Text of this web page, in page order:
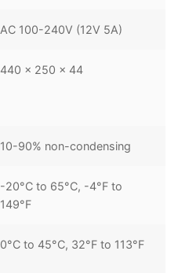
AC 100-240V (12V 5A)
440 × 250 × 44
10-90% non-condensing
-20°C to 65°C, -4°F to
149°F
0°C to 45°C, 32°F to 113°F